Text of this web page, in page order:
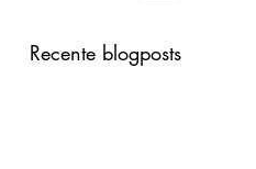
Recente blogposts